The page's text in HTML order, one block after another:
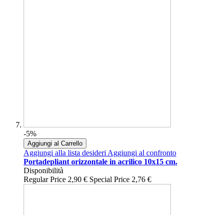
-5%
Aggiungi al Carrello
Aggiungi alla lista desideriAggiungi al confronto
Portadepliant orizzontale in acrilico 10x15 cm.
Disponibilità
Regular Price 2,90 € Special Price 2,76 €